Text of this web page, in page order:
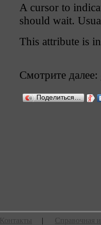
A cursor to
should wait.
This attribute is
Смотрите далее:
Поделиться…
Контакты | Справочная